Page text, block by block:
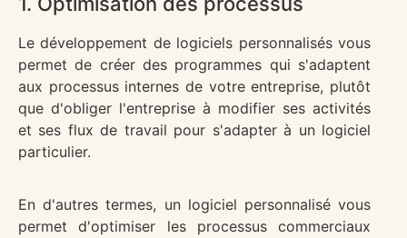
Le développement de logiciels personnalisés vous
permet de créer des programmes qui s'adaptent
aux processus internes de votre entreprise, plutôt
que d'obliger l'entreprise à modifier ses activités
et ses flux de travail pour s'adapter à un logiciel
particulier.
En d'autres termes, un logiciel personnalisé vous
permet d'optimiser les processus commerciaux